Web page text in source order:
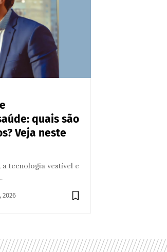
quais são
Veja neste
a tecnologia vestível e
2026